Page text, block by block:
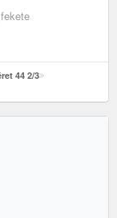
44 2/3